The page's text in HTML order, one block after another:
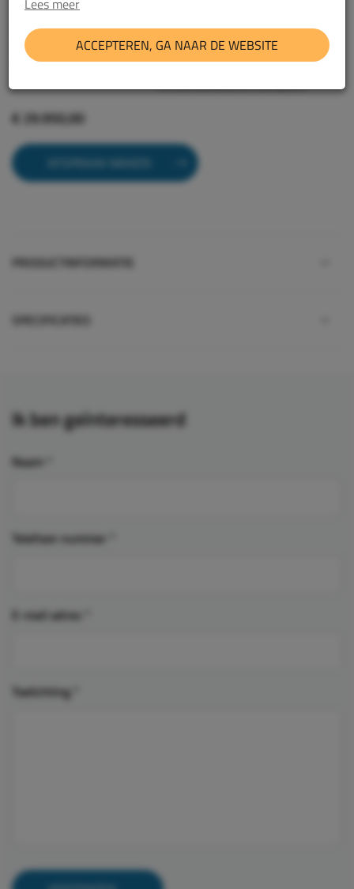
Kilometerstand:
Kenteken: V33PNP
Kleur: wit
Type:
317 CDI Meubelbak
Airco/Camera/Achterdeuren
€ 29.950,00
AFSPRAAK MAKEN
PRODUCTINFORMATIE
SPECIFICATIES
Ik ben geïnteresseerd
Naam
Telefoon nummer
E-mail adres
Toelichting
geeft.
Geef toestemming of stel uw eigen keuze incookie-
instellingen.Lees meer in onzeprivacy policy.
Lees meer
ACCEPTEREN, GA NAAR DE WEBSITE